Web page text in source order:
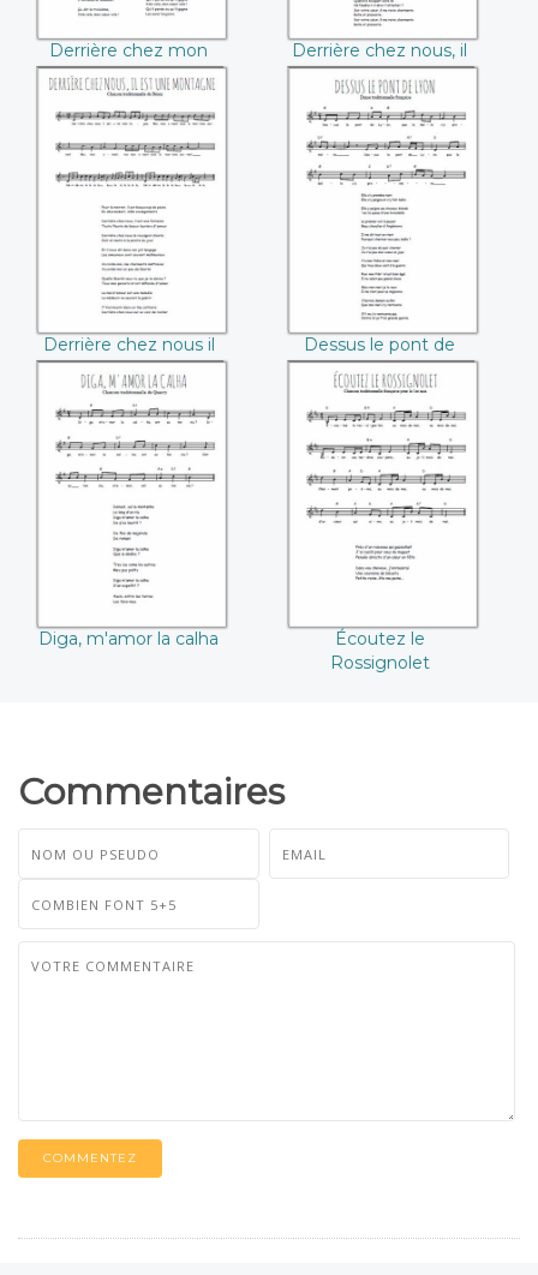
Derrière chez mon
père
Derrière chez nous, il
y a trois fleurs
Derrière chez nous
il est une
montagne
Derrière chez nous il
est une montagne
Dessus le pont de
Lyon
Dessus le pont de
Lyon
Diga, m'amor la
calha
Diga, m'amor la calha
Écoutez le
Rossignolet
Écoutez le
Rossignolet
Commentaires
COMMENTEZ